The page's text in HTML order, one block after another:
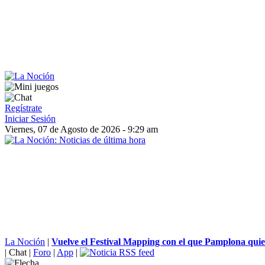
Regístrate
Iniciar Sesión
Viernes, 07 de Agosto de 2026 - 9:29 am
La Noción | Vuelve el Festival Mapping con el que Pamplona
| Chat | Foro | App |